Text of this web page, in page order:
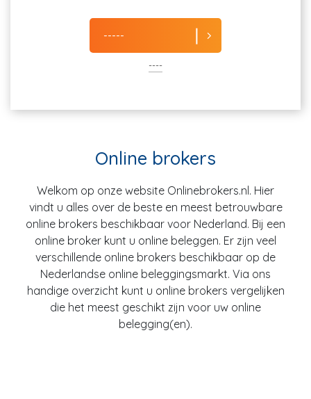
-----
----
Online brokers
Welkom op onze website Onlinebrokers.nl. Hier
vindt u alles over de beste en meest betrouwbare
online brokers beschikbaar voor Nederland. Bij een
online broker kunt u online beleggen. Er zijn veel
verschillende online brokers beschikbaar op de
Nederlandse online beleggingsmarkt. Via ons
handige overzicht kunt u online brokers vergelijken
die het meest geschikt zijn voor uw online
belegging(en).